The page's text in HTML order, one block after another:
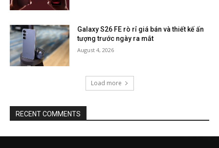
Galaxy S26 FE rò rỉ giá bán và thiết kế ấn
tượng trước ngày ra mắt
August 4, 2026
Load more
RECENT COMMENTS